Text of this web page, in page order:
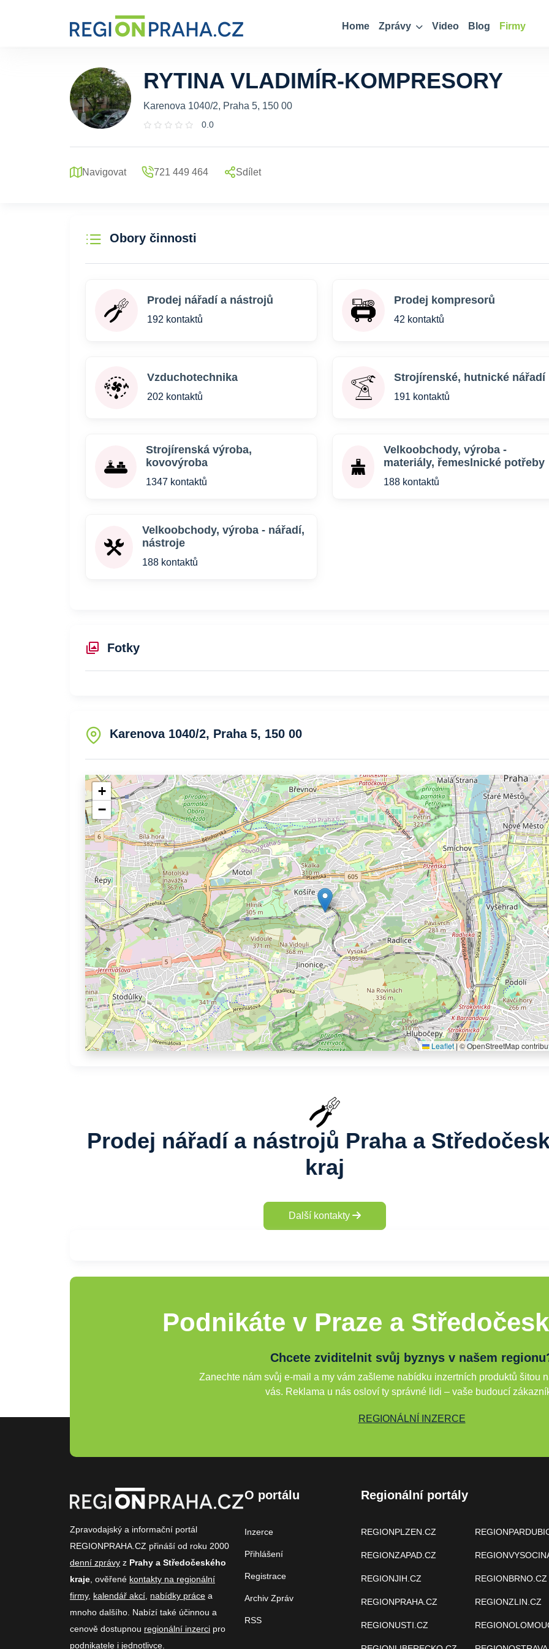
Home Zprávy Video Blog Firmy
RYTINA VLADIMÍR-KOMPRESORY
Karenova 1040/2, Praha 5, 150 00
0.0
Navigovat 721 449 464 Sdílet
Obory činnosti
Prodej nářadí a nástrojů
192 kontaktů
Prodej kompresorů
42 kontaktů
Vzduchotechnika
202 kontaktů
Strojírenské, hutnické nářadí
191 kontaktů
Strojírenská výroba,
kovovýroba
1347 kontaktů
Velkoobchody, výroba -
materiály, řemeslnické potřeby
188 kontaktů
Velkoobchody, výroba - nářadí,
nástroje
188 kontaktů
Fotky
Karenova 1040/2, Praha 5, 150 00
+
−
Leaflet|© OpenStreetMap
Prodej nářadí a nástrojů Praha a
kraj
Další kontakty
Podnikáte v Praze a
Chcete zviditelnit svůj byznys v našem
Zanechte nám svůj e-mail a my vám zašleme nabídku inzertních produktů šitou
vás. Reklama u nás osloví ty správné lidi – vaše budoucí
REGIONÁLNÍ INZERCE
Zpravodajský a informační portál
REGIONPRAHA.CZ přináší od roku 2000
denní zprávy z Prahy a Středočeského
kraje , ověřené kontakty na regionální
firmy, kalendář akcí nabídky práce a
mnoho dalšího. Nabízí také účinnou a
cenově dostupnou regionální inzerci pro
podnikatele i jednotlivce.
O portálu
Inzerce
Přihlášení
Registrace
Archiv Zpráv
RSS
Regionální portály
REGIONPLZEN.CZ
REGIONZAPAD.CZ
REGIONJIH.CZ
REGIONPRAHA.CZ
REGIONUSTI.CZ
REGIONBRNO.CZ
REGIONZLIN.CZ